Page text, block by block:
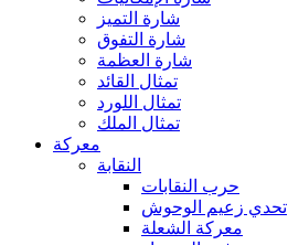
شارة التميز
شارة التفوق
شارة العظمة
تمثال القائد
تمثال اللورد
تمثال الملك
معركة
النقابة
حرب النقابات
تحدي زعيم الوحوش
معركة الشعلة